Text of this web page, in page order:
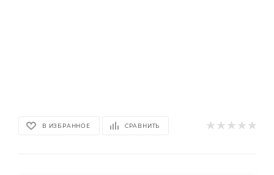
В ИЗБРАННОЕ СРАВНИТЬ